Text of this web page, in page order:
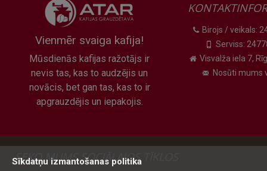
Vienmēr svaiga kafija!
Mūsdienās kafijas ražotājs ir
nevis tas, kas to audzējis un
novācis, bet gan tas, kas to ir
apgrauzdējis un iepakojis.
Birojs / veikals:
Serviss:
Visvalža iela 7,
Nosūti mums
SEKO MUMS SOCIĀLAJOS TĪKLOS
Sīkdatņu izmantošanas politika